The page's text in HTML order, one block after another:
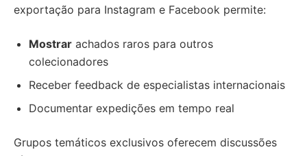
exportação para Instagram e Facebook permite:
Mostrar achados raros para outros
colecionadores
Receber feedback de especialistas internacionais
Documentar expedições em tempo real
Grupos temáticos exclusivos oferecem discussões